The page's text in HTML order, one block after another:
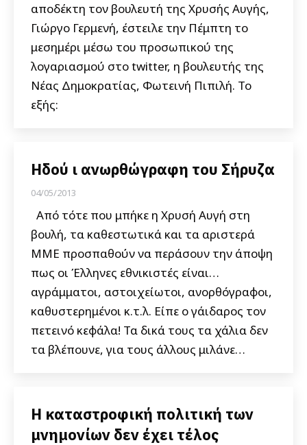
αποδέκτη τον βουλευτή της Χρυσής Αυγής,
Γιώργο Γερμενή, έστειλε την Πέμπτη το
μεσημέρι μέσω του προσωπικού της
λογαριασμού στο twitter, η βουλευτής της
Νέας Δημοκρατίας, Φωτεινή Πιπιλή. Το
εξής:
Ηδού ι ανωρθώγραφη του Σήρυζα
04/05/2013
Από τότε που μπήκε η Χρυσή Αυγή στη
βουλή, τα καθεστωτικά και τα αριστερά
ΜΜΕ προσπαθούν να περάσουν την άποψη
πως οι Έλληνες εθνικιστές είναι…
αγράμματοι, αστοιχείωτοι, ανορθόγραφοι,
καθυστερημένοι κ.τ.λ. Είπε ο γάιδαρος τον
πετεινό κεφάλα! Τα δικά τους τα χάλια δεν
τα βλέπουνε, για τους άλλους μιλάνε…
Η καταστροφική πολιτική των
μνημονίων δεν έχει τέλος